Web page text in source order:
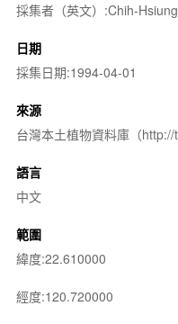
採集者（英文）:Chih-
日期
採集日期:1994-04-01
來源
台灣本土植物資料庫（http://
語言
中文
範圍
緯度:22.610000
經度:120.720000